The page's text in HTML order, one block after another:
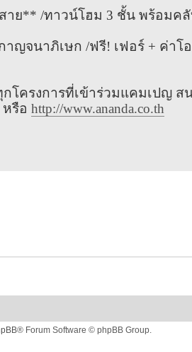
าย** /ทาวน์โฮม 3 ชั้น พร้อมค
าญจนาภิเษก /ฟรี! เฟอร์ + ค่าโ
กโครงการที่เข้าร่วมแคมเปญ ส
หรือ http://www.ananda.co.th
® Forum Software © phpBB Group.